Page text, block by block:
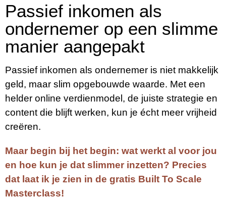
Passief inkomen als
ondernemer op een slimme
manier aangepakt
Passief inkomen als ondernemer is niet makkelijk
geld, maar slim opgebouwde waarde. Met een
helder online verdienmodel, de juiste strategie en
content die blijft werken, kun je écht meer vrijheid
creëren.
Maar begin bij het begin: wat werkt al voor jou
en hoe kun je dat slimmer inzetten? Precies
dat laat ik je zien in de gratis Built To Scale
Masterclass!